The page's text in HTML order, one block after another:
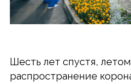
Шесть лет спустя, летом
распространение